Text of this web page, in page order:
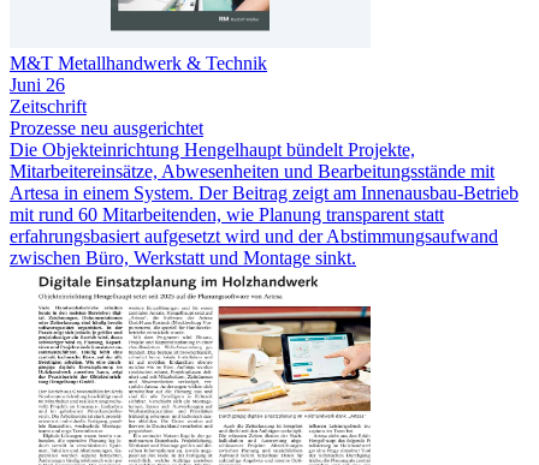
M&T Metallhandwerk & Technik
Juni 26
Zeitschrift
Prozesse neu ausgerichtet
Die Objekteinrichtung Hengelhaupt bündelt Projekte,
Mitarbeitereinsätze, Abwesenheiten und Bearbeitungsstände mit
Artesa in einem System. Der Beitrag zeigt am Innenausbau-Betrieb
mit rund 60 Mitarbeitenden, wie Planung transparent statt
erfahrungsbasiert aufgesetzt wird und der Abstimmungsaufwand
zwischen Büro, Werkstatt und Montage sinkt.